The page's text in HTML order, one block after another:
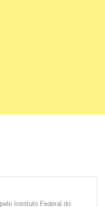
Instituto Federal do